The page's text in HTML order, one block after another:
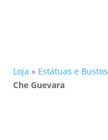
Loja » Estátuas e Bustos
Che Guevara